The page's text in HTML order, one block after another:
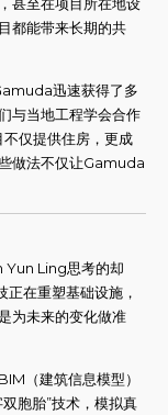
都能带来长期的共
迅速获得了多
与当地工程学会合作
仅提供住房，更成
做法不仅让Gamuda
Yun Ling思考的却
正在重塑基础设施，
为未来的变化做准
（建筑信息模型）
胞胎”技术，模拟真